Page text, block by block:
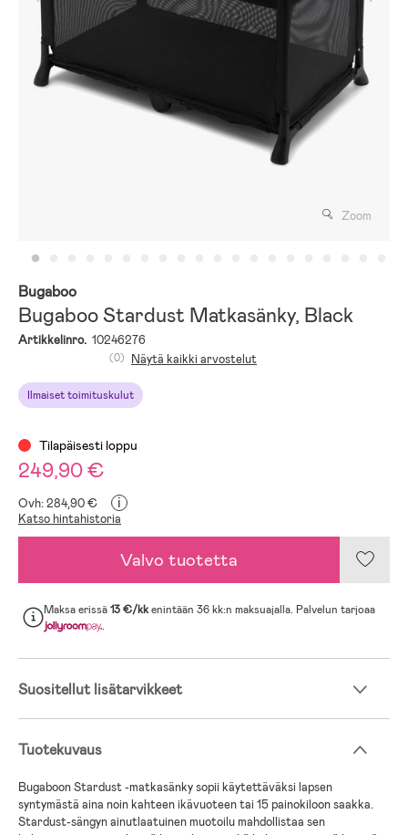
Zoom
Bugaboo
Bugaboo Stardust Matkasänky, Black
Artikkelinro. 10246276
Ilmaiset toimituskulut
(0) Näytä kaikki arvostelut
Tilapäisesti loppu
249,90 €
Ovh: 284,90 € i
Katso hintahistoria
Valvo tuotetta
Maksa erissä13 €/kkenintään 36 kk:n maksuajalla. Palvelun tarjoaa
.
Suositellut lisätarvikkeet
Tuotekuvaus
Bugaboon Stardust -matkasänky sopii käytettäväksi lapsen
syntymästä aina noin kahteen ikävuoteen tai 15 painokiloon saakka.
Stardust-sängyn ainutlaatuinen muotoilu mahdollistaa sen